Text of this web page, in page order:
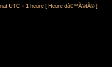
UTC + 1 heure [ Heure dâ€™Ã©tÃ© ]